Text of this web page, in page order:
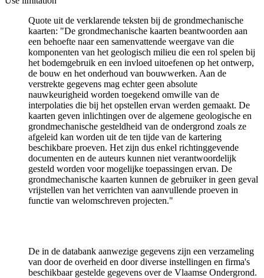
Quote uit de verklarende teksten bij de grondmechanische
kaarten: "De grondmechanische kaarten beantwoorden aan
een behoefte naar een samenvattende weergave van die
komponenten van het geologisch milieu die een rol spelen bij
het bodemgebruik en een invloed uitoefenen op het ontwerp,
de bouw en het onderhoud van bouwwerken. Aan de
verstrekte gegevens mag echter geen absolute
nauwkeurigheid worden toegekend omwille van de
interpolaties die bij het opstellen ervan werden gemaakt. De
kaarten geven inlichtingen over de algemene geologische en
grondmechanische gesteldheid van de ondergrond zoals ze
afgeleid kan worden uit de ten tijde van de kartering
beschikbare proeven. Het zijn dus enkel richtinggevende
documenten en de auteurs kunnen niet verantwoordelijk
gesteld worden voor mogelijke toepassingen ervan. De
grondmechanische kaarten kunnen de gebruiker in geen geval
vrijstellen van het verrichten van aanvullende proeven in
functie van welomschreven projecten."
De in de databank aanwezige gegevens zijn een verzameling
van door de overheid en door diverse instellingen en firma's
beschikbaar gestelde gegevens over de Vlaamse Ondergrond.